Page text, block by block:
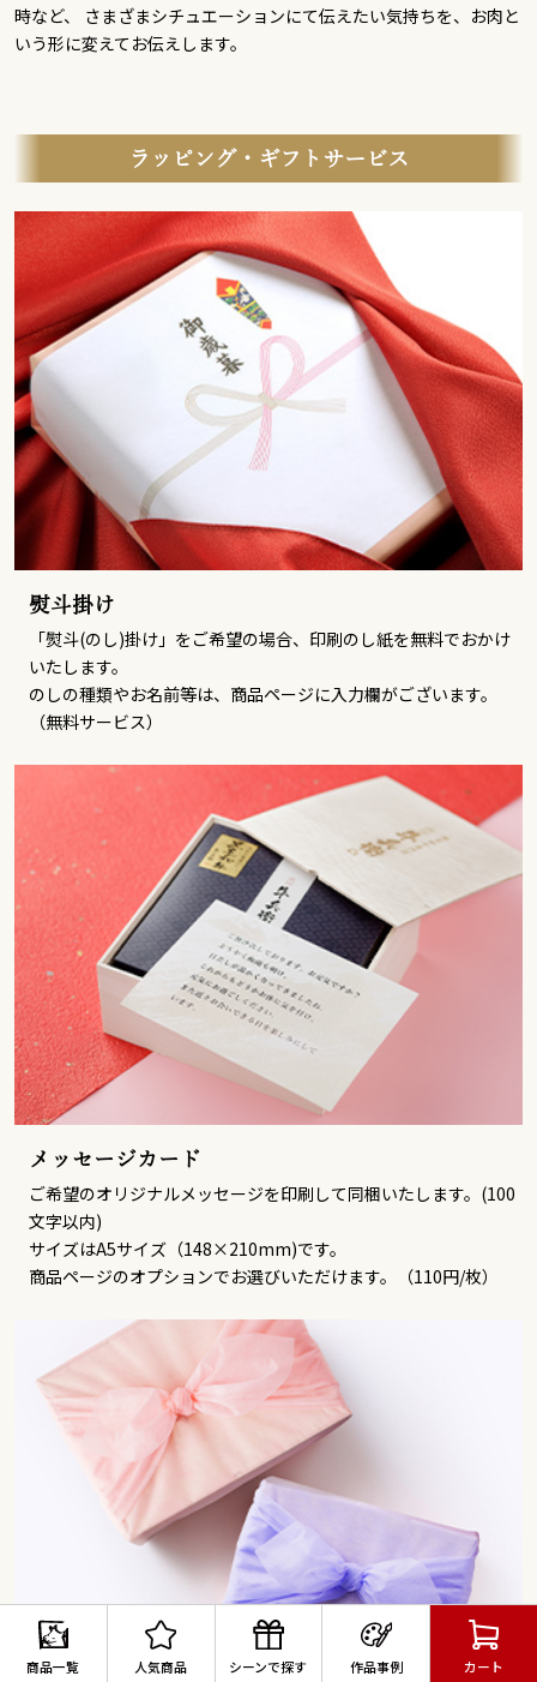
商品一覧 人気商品 シーンで探す 作品事例 カート
時など、 さまざまシチュエーションにて伝えたい気持ちを、お肉と
いう形に変えてお伝えします。
ラッピング・ギフトサービス
熨斗掛け
「熨斗(のし)掛け」をご希望の場合、印刷のし紙を無料でおかけ
いたします。
のしの種類やお名前等は、商品ページに入力欄がございます。
（無料サービス）
メッセージカード
ご希望のオリジナルメッセージを印刷して同梱いたします。(100
文字以内)
サイズはA5サイズ（148×210mm)です。
商品ページのオプションでお選びいただけます。（110円/枚）